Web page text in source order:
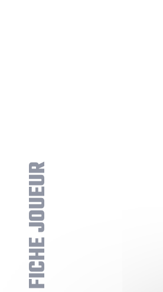
FICHE JOUEUR